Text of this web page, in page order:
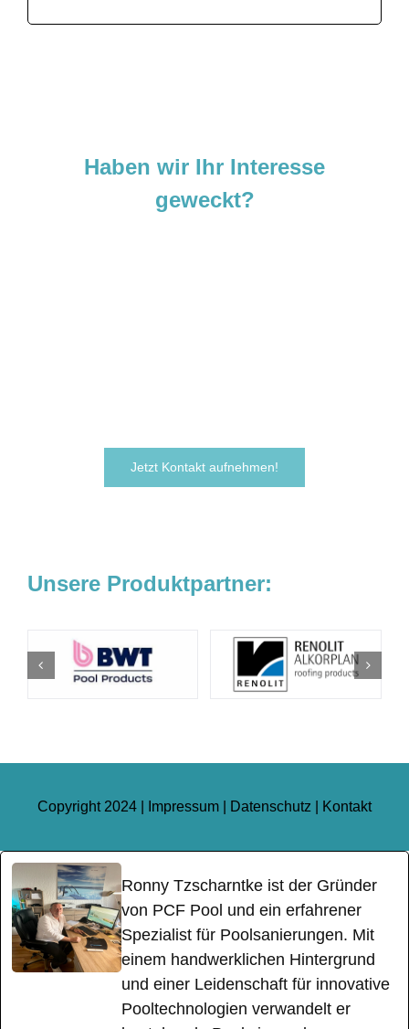
Haben wir Ihr Interesse
geweckt?
Jetzt Kontakt aufnehmen!
Unsere Produktpartner:
Copyright 2024 | Impressum Datenschutz Kontakt
Ronny Tzscharntke ist der Gründer
von PCF Pool und ein erfahrener
Spezialist für Poolsanierungen. Mit
einem handwerklichen Hintergrund
und einer Leidenschaft für innovative
Pooltechnologien verwandelt er